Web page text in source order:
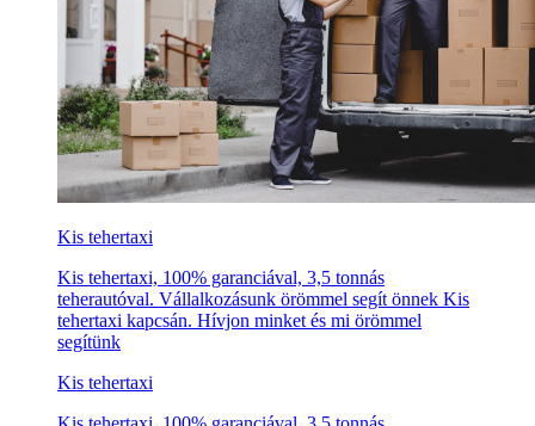
Kis tehertaxi
Kis tehertaxi, 100% garanciával, 3,5 tonnás
teherautóval. Vállalkozásunk örömmel segít önnek Kis
tehertaxi kapcsán. Hívjon minket és mi örömmel
segítünk
Kis tehertaxi